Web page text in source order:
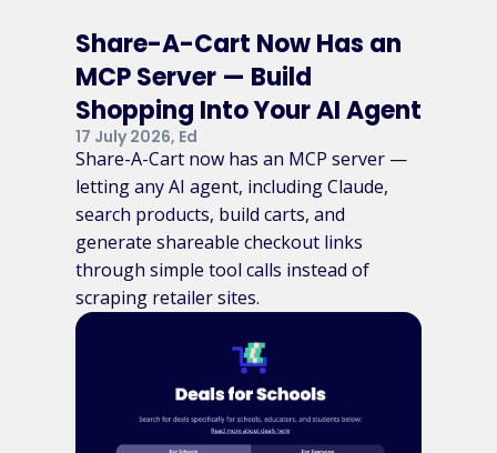
Share-A-Cart Now Has an
MCP Server — Build
Shopping Into Your AI Agent
17 July 2026, Ed
Share-A-Cart now has an MCP server —
letting any AI agent, including Claude,
search products, build carts, and
generate shareable checkout links
through simple tool calls instead of
scraping retailer sites.